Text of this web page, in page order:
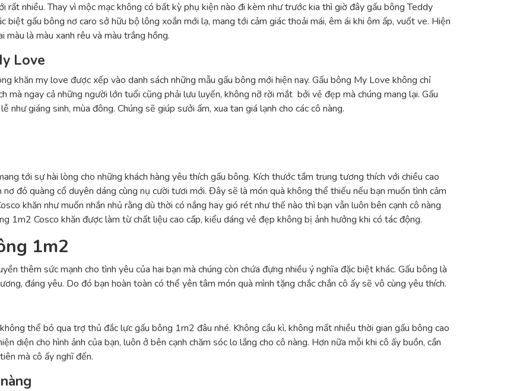
rất nhiều. Thay vì mộc mạc không có bất kỳ phụ kiện nào đi kèm như trước kia thì giờ đây gấu bông Teddy
gấu bông nơ caro sở hữu bộ lông xoắn mới lạ, mang tới cảm giác thoải mái, êm ái khi ôm ấp, vuốt ve. Hiện
là màu xanh rêu và màu trắng hồng.
Love
khăn my love được xếp vào danh sách những mẫu gấu bông mới hiện nay. Gấu bông My Love không chỉ
mà ngay cả những người lớn tuổi cũng phải lưu luyến, không nỡ rời mắt bởi vẻ đẹp mà chúng mang lại. Gấu
giáng sinh, mùa đông. Chúng sẽ giúp sưởi ấm, xua tan giá lạnh cho các cô nàng.
tới sự hài lòng cho những khách hàng yêu thích gấu bông. Kích thước tầm trung tương thích với chiều cao
đỏ quàng cổ duyên dáng cùng nụ cười tươi mới. Đây sẽ là món quà không thể thiếu nếu bạn muốn tình cảm
khăn như muốn nhắn nhủ rằng dù thời có nắng hay gió rét như thế nào thì bạn vẫn luôn bên cạnh cô nàng
1m2 Cosco khăn được làm từ chất liệu cao cấp, kiểu dáng vẻ đẹp không bị ảnh hưởng khi có tác động.
1m2
thêm sức mạnh cho tình yêu của hai bạn mà chúng còn chứa đựng nhiều ý nghĩa đặc biệt khác. Gấu bông là
đáng yêu. Do đó bạn hoàn toàn có thể yên tâm món quà mình tặng chắc chắn cô ấy sẽ vô cùng yêu thích.
thể bỏ qua trợ thủ đắc lực gấu bông 1m2 đâu nhé. Không cầu kì, không mất nhiều thời gian gấu bông cao
diện cho hình ảnh của bạn, luôn ở bên cạnh chăm sóc lo lắng cho cô nàng. Hơn nữa mỗi khi cô ấy buồn, cần
mà cô ấy nghĩ đến.